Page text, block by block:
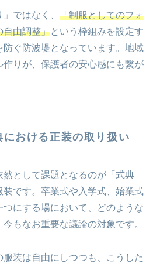
ではなく、 「制服としてのフォ
自由調整」という枠組みを設定す
防ぐ防波堤となっています。地域
りが、保護者の安心感にも繋が
おける正装の取り扱い
として課題となるのが「式典
装です。卒業式や入学式、始業式
にする場において、どのような
もなお重要な議論の対象です。
装は自由にしつつも、こうした